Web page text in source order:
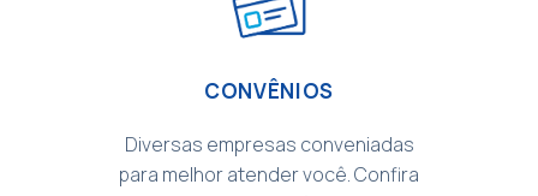
CONVÊNIOS
Diversas empresas conveniadas
para melhor atender você. Confira